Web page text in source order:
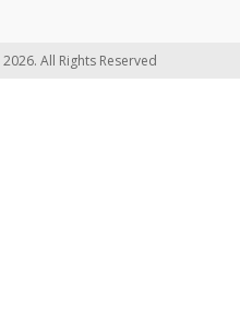
All Rights Reserved